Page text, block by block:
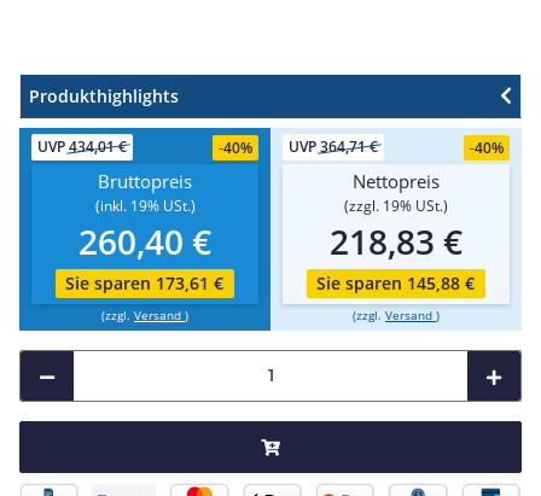
Produkthighlights
UVP434,01 € -40%
Bruttopreis
(inkl. 19% USt.)
260,40 €
Sie sparen 173,61 €
(zzgl. Versand )
UVP364,71 € -40%
Nettopreis
(zzgl. 19% USt.)
218,83 €
Sie sparen 145,88 €
(zzgl. Versand )